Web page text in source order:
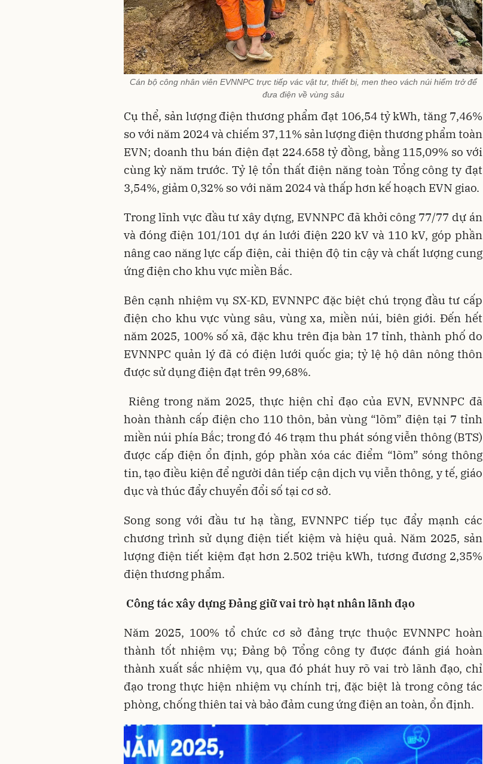
Cán bộ công nhân viên EVNNPC trực tiếp vác vật tư, thiết bị, men theo vách núi hiểm trở để
đưa điện về vùng sâu
Cụ thể, sản lượng điện thương phẩm đạt 106,54 tỷ kWh, tăng 7,46%
so với năm 2024 và chiếm 37,11% sản lượng điện thương phẩm toàn
EVN; doanh thu bán điện đạt 224.658 tỷ đồng, bằng 115,09% so với
cùng kỳ năm trước. Tỷ lệ tổn thất điện năng toàn Tổng công ty đạt
3,54%, giảm 0,32% so với năm 2024 và thấp hơn kế hoạch EVN giao.
Trong lĩnh vực đầu tư xây dựng, EVNNPC đã khởi công 77/77 dự án
và đóng điện 101/101 dự án lưới điện 220 kV và 110 kV, góp phần
nâng cao năng lực cấp điện, cải thiện độ tin cậy và chất lượng cung
ứng điện cho khu vực miền Bắc.
Bên cạnh nhiệm vụ SX-KD, EVNNPC đặc biệt chú trọng đầu tư cấp
điện cho khu vực vùng sâu, vùng xa, miền núi, biên giới. Đến hết
năm 2025, 100% số xã, đặc khu trên địa bàn 17 tỉnh, thành phố do
EVNNPC quản lý đã có điện lưới quốc gia; tỷ lệ hộ dân nông thôn
được sử dụng điện đạt trên 99,68%.
Riêng trong năm 2025, thực hiện chỉ đạo của EVN, EVNNPC đã
hoàn thành cấp điện cho 110 thôn, bản vùng “lõm” điện tại 7 tỉnh
miền núi phía Bắc; trong đó 46 trạm thu phát sóng viễn thông (BTS)
được cấp điện ổn định, góp phần xóa các điểm “lõm” sóng thông
tin, tạo điều kiện để người dân tiếp cận dịch vụ viễn thông, y tế, giáo
dục và thúc đẩy chuyển đổi số tại cơ sở.
Song song với đầu tư hạ tầng, EVNNPC tiếp tục đẩy mạnh các
chương trình sử dụng điện tiết kiệm và hiệu quả. Năm 2025, sản
lượng điện tiết kiệm đạt hơn 2.502 triệu kWh, tương đương 2,35%
điện thương phẩm.
Công tác xây dựng Đảng giữ vai trò hạt nhân lãnh đạo
Năm 2025, 100% tổ chức cơ sở đảng trực thuộc EVNNPC hoàn
thành tốt nhiệm vụ; Đảng bộ Tổng công ty được đánh giá hoàn
thành xuất sắc nhiệm vụ, qua đó phát huy rõ vai trò lãnh đạo, chỉ
đạo trong thực hiện nhiệm vụ chính trị, đặc biệt là trong công tác
phòng, chống thiên tai và bảo đảm cung ứng điện an toàn, ổn định.